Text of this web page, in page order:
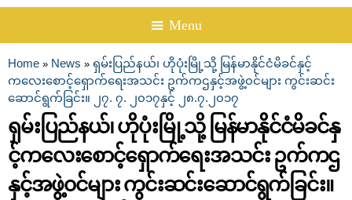
☰ Menu
You are here
Home » News » ရှမ်းပြည်နယ်၊ ဟိုပုံးမြို့သို့ မြန်မာနိုင်ငံမိခင်နှင့်
ကလေးစောင့်ရှောက်ရေးအသင်း ဥက်ကဌနှင့်အဖွဲ့၀င်များ ကွင်းဆင်း
ဆောင်ရွက်ခြင်း။ ၂၇. ၇. ၂၀၁၇နှင့် ၂၈.၇.၂၀၁၇
ရှမ်းပြည်နယ်၊ ဟိုပုံးမြို့သို့ မြန်မာနိုင်ငံမိခင်နှ
င့်ကလေးစောင့်ရှောက်ရေးအသင်း ဥက်ကဌ
နှင့်အဖွဲ့၀င်များ ကွင်းဆင်းဆောင်ရွက်ခြင်း။